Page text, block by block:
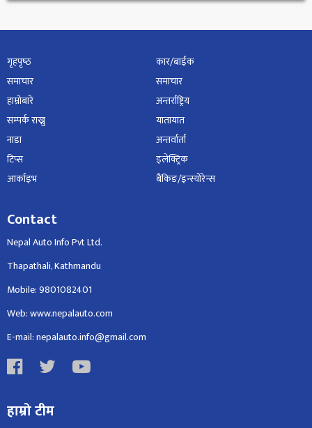
गृहपृष्‍ठ
समाचार
हाम्रोबारे
सम्पर्क राख्नु
नाडा
टिप्स
आर्काइभ
कार/बाईक
समाचार
अन्तर्राष्ट्रिय
यातायात
अन्तर्वार्ता
इलेक्ट्रिक
बैंकिङ/इन्स्योरेन्स
Contact
Nepal Auto Info Pvt Ltd.
Thapathali, Kathmandu
Mobile: 9801082401
Web: www.nepalauto.com
E-mail: nepalauto.info@gmail.com
हाम्रो टीम